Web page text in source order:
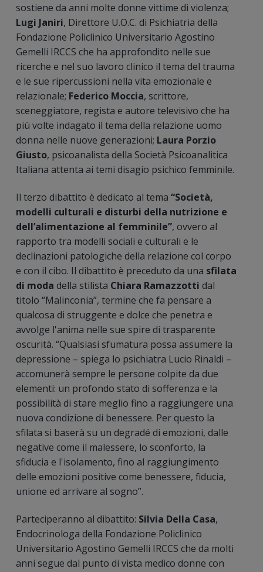
sostiene da anni molte donne vittime di violenza;
Lugi Janiri, Direttore U.O.C. di Psichiatria della
Fondazione Policlinico Universitario Agostino
Gemelli IRCCS che ha approfondito nelle sue
ricerche e nel suo lavoro clinico il tema del trauma
e le sue ripercussioni nella vita emozionale e
relazionale; Federico Moccia, scrittore,
sceneggiatore, regista e autore televisivo che ha
più volte indagato il tema della relazione uomo
donna nelle nuove generazioni; Laura Porzio
Giusto, psicoanalista della Società Psicoanalitica
Italiana attenta ai temi disagio psichico femminile.
Il terzo dibattito è dedicato al tema “Società,
modelli culturali e disturbi della nutrizione e
dell’alimentazione al femminile”, ovvero al
rapporto tra modelli sociali e culturali e le
declinazioni patologiche della relazione col corpo
e con il cibo. Il dibattito è preceduto da una sfilata
di moda della stilista Chiara Ramazzotti dal
titolo “Malinconia”, termine che fa pensare a
qualcosa di struggente e dolce che penetra e
avvolge l'anima nelle sue spire di trasparente
oscurità. “Qualsiasi sfumatura possa assumere la
depressione – spiega lo psichiatra Lucio Rinaldi –
accomunerà sempre le persone colpite da due
elementi: un profondo stato di sofferenza e la
possibilità di stare meglio fino a raggiungere una
nuova condizione di benessere. Per questo la
sfilata si baserà su un degradé di emozioni, dalle
negative come il malessere, lo sconforto, la
sfiducia e l'isolamento, fino al raggiungimento
delle emozioni positive come benessere, fiducia,
unione ed arrivare al sogno”.
Parteciperanno al dibattito: Silvia Della Casa,
Endocrinologa della Fondazione Policlinico
Universitario Agostino Gemelli IRCCS che da molti
anni segue dal punto di vista medico donne con